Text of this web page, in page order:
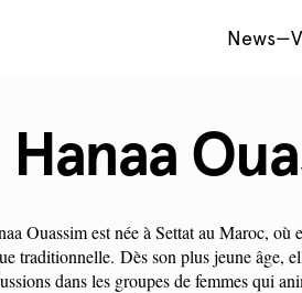
News—
Hanaa
Ouassim est née à Settat au Maroc, où
traditionnelle. Dès son plus jeune âge,
dans les groupes de femmes qui